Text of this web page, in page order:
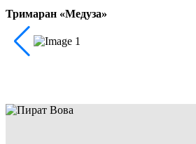
Тримаран «‎Медуза»‎